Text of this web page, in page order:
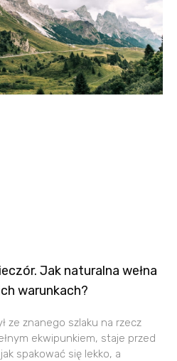
Jak naturalna wełna
warunkach?
ze znanego szlaku na rzecz
ekwipunkiem, staje przed
spakować się lekko, a